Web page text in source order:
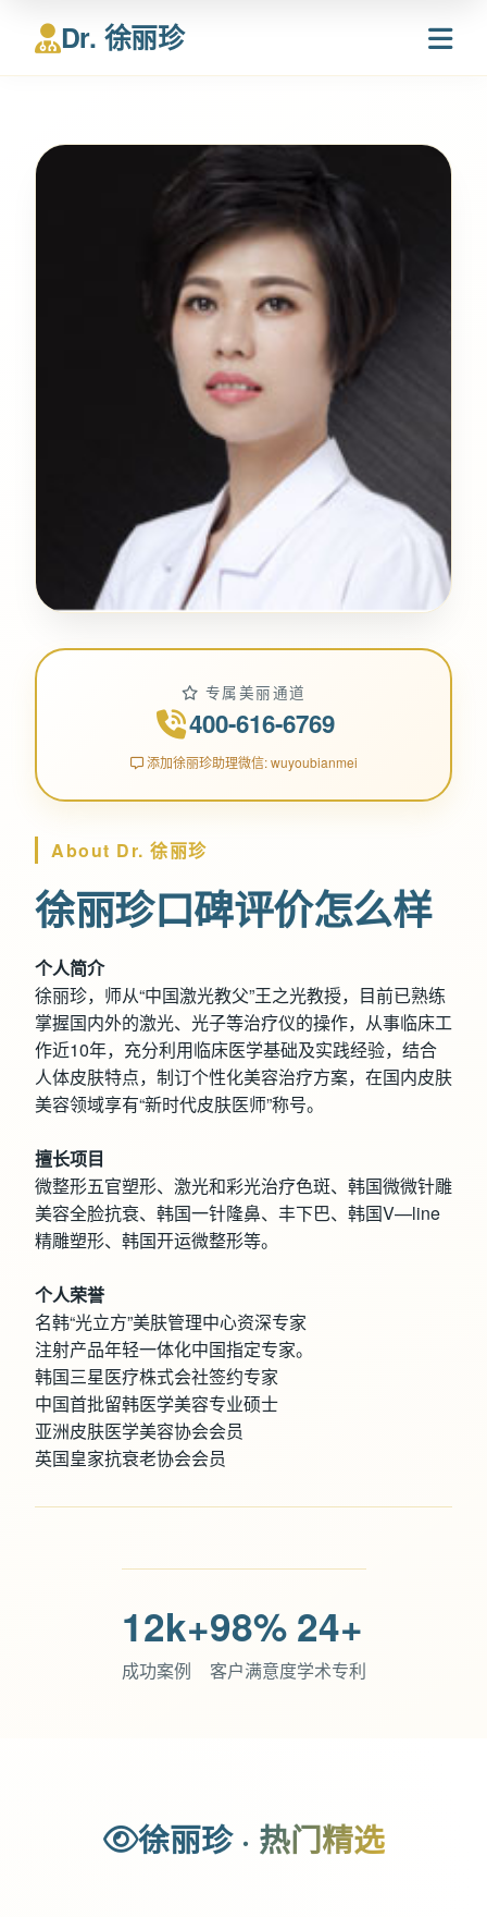
Dr. 徐丽珍
专属美丽通道
400-616-6769
添加徐丽珍助理微信: wuyoubianmei
About Dr. 徐丽珍
徐丽珍口碑评价怎么样
个人简介
徐丽珍，师从“中国激光教父”王之光教授，目前已熟练
掌握国内外的激光、光子等治疗仪的操作，从事临床工
作近10年，充分利用临床医学基础及实践经验，结合
人体皮肤特点，制订个性化美容治疗方案，在国内皮肤
美容领域享有“新时代皮肤医师”称号。
擅长项目
微整形五官塑形、激光和彩光治疗色斑、韩国微微针雕
美容全脸抗衰、韩国一针隆鼻、丰下巴、韩国V—line
精雕塑形、韩国开运微整形等。
个人荣誉
名韩“光立方”美肤管理中心资深专家
注射产品年轻一体化中国指定专家。
韩国三星医疗株式会社签约专家
中国首批留韩医学美容专业硕士
亚洲皮肤医学美容协会会员
英国皇家抗衰老协会会员
12k+
成功案例
98%
客户满意度
24+
学术专利
徐丽珍 · 热门精选